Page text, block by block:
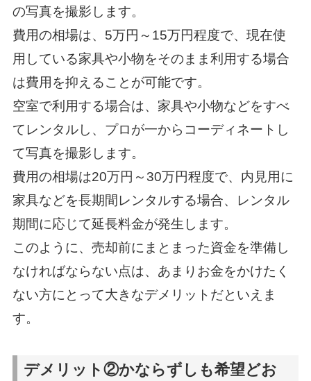
の写真を撮影します。
費用の相場は、5万円～15万円程度で、現在使
用している家具や小物をそのまま利用する場合
は費用を抑えることが可能です。
空室で利用する場合は、家具や小物などをすべ
てレンタルし、プロが一からコーディネートし
て写真を撮影します。
費用の相場は20万円～30万円程度で、内見用に
家具などを長期間レンタルする場合、レンタル
期間に応じて延長料金が発生します。
このように、売却前にまとまった資金を準備し
なければならない点は、あまりお金をかけたく
ない方にとって大きなデメリットだといえま
す。
デメリット②かならずしも希望どお